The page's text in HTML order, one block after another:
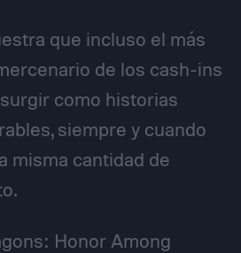
que incluso el más
de los cash-ins
como historias
siempre y cuando
misma cantidad de
Honor Among